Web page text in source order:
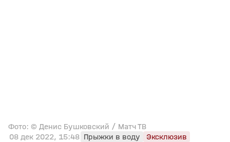
Фото: © Денис Бушковский / Матч ТВ
08 дек 2022, 15:48 Прыжки в воду Эксклюзив